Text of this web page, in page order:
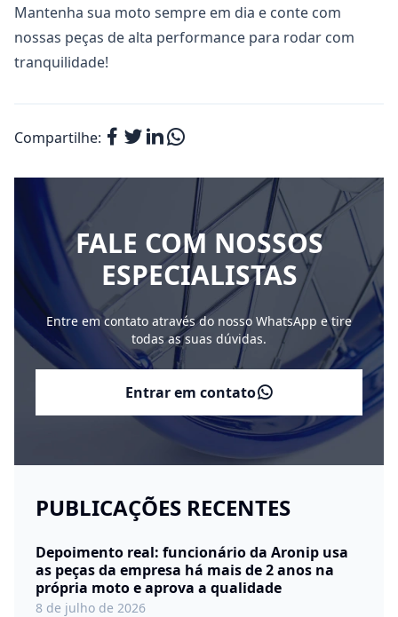
Mantenha sua moto sempre em dia e conte com
nossas peças de alta performance para rodar com
tranquilidade!
Compartilhe:
PUBLICAÇÕES RECENTES
Depoimento real: funcionário da Aronip usa
as peças da empresa há mais de 2 anos na
própria moto e aprova a qualidade
8 de julho de 2026
FALE COM NOSSOS
ESPECIALISTAS
Entre em contato através do nosso WhatsApp e tire
todas as suas dúvidas.
Entrar em contato